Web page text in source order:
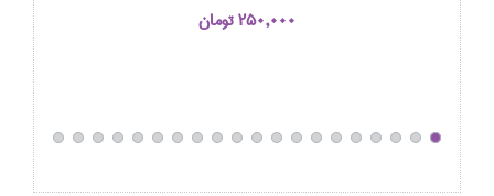
250,000 تومان